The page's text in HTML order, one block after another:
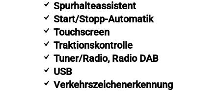
Spurhalteassistent
Start/Stopp-Automatik
Touchscreen
Traktionskontrolle
Tuner/Radio, Radio DAB
USB
Verkehrszeichenerkennung